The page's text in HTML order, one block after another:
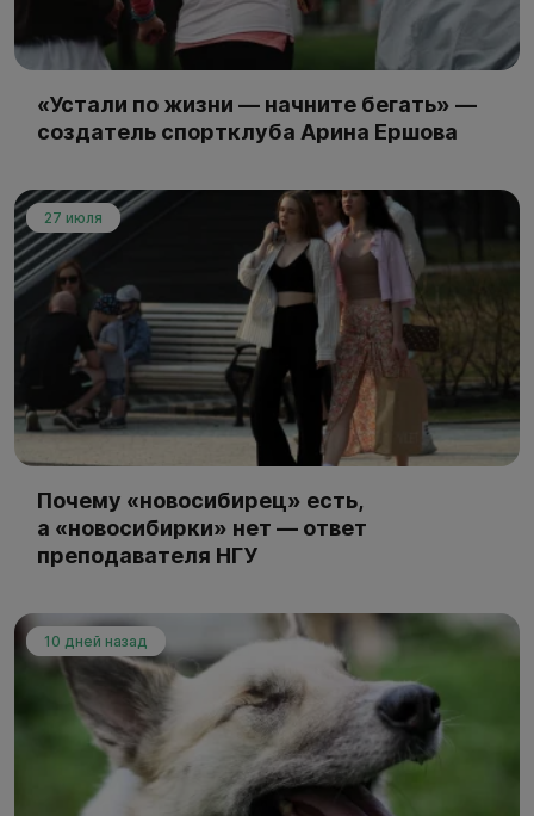
«Устали по жизни — начните бегать» —
создатель спортклуба Арина Ершова
27 июля
Почему «новосибирец» есть,
а «новосибирки» нет — ответ
преподавателя НГУ
10 дней назад